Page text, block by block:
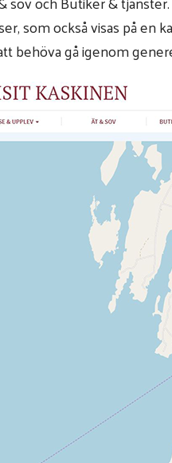
som också visas på en
behöva gå igenom